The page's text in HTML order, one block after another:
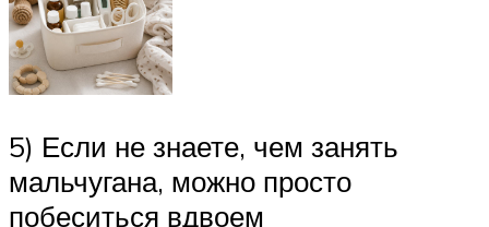
5) Если не знаете, чем занять
мальчугана, можно просто
побеситься вдвоем